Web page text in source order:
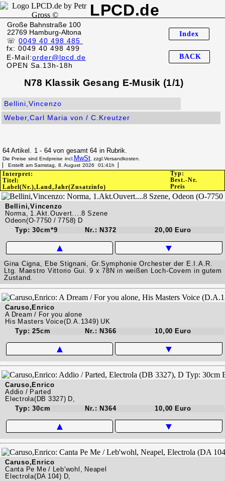
LPCD.de
Große Bahnstraße 100
22769 Hamburg-Altona
☏ 0049 40 498 485
fx: 0049 40 498 499
E-Mail:order@lpcd.de
OPEN Sa.13h-18h
Index
BACK
N78 Klassik Gesang E-Musik (1/1)
Bellini,Vincenzo
Weber,Carl Maria von / C.Kreutzer
64 Artikel. 1 - 64 von gesamt 64 in Rubrik.
Die Preise sind Endpreise incl. MwSt, zzgl.Versandkosten.
▏ Erstellt am Samstag, 8. August 2026 01:41h▕
Interpret:
Titel:
Label(Nr.),Land,Jahr(Zusatzinfo)
Typ:
Best.-Nr.
Preis
Bellini,Vincenzo
Norma, 1.Akt.Ouvert....8 Szene
Odeon(O-7750 / 7758) D
Typ: 30cm*9
Nr.: N372 20,00 Euro
▲ ▼
Gina Cigna, Ebe Stignani, Gr.Symphonie Orchester der E.I.A.R.
Ltg. Maestro Vittorio Gui. 9 x 78N in weißen Loch-Covern in gutem
Zustand.
Caruso,Enrico
A Dream / For you alone
His Masters Voice(D.A.1349) UK
Typ: 25cm
Nr.: N366 10,00 Euro
▲ ▼
Caruso,Enrico
Addio / Parted
Electrola(DB 3327) D,
Typ: 30cm
Nr.: N364 10,00 Euro
▲ ▼
Caruso,Enrico
Canta Pe Me / Leb'wohl, Neapel
Electrola(DA 104) D,